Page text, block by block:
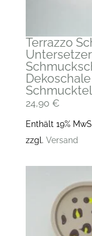
Terrazzo
24,90 €
Enthält 19%
zzgl. Versand